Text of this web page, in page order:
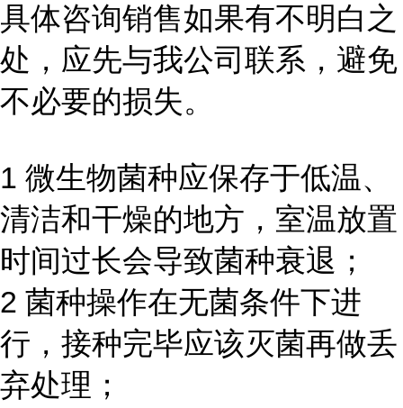
具体咨询销售如果有不明白之
处，应先与我公司联系，避免
不必要的损失。
1 微生物菌种应保存于低温、
清洁和干燥的地方，室温放置
时间过长会导致菌种衰退；
2 菌种操作在无菌条件下进
行，接种完毕应该灭菌再做丢
弃处理；